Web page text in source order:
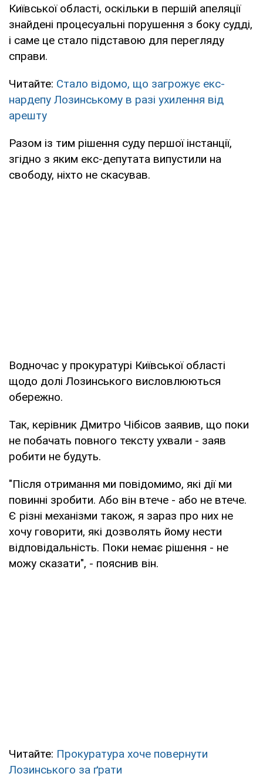
Київської області, оскільки в першій апеляції
знайдені процесуальні порушення з боку судді,
і саме це стало підставою для перегляду
справи.
Читайте: Стало відомо, що загрожує екс-
нардепу Лозинському в разі ухилення від
арешту
Разом із тим рішення суду першої інстанції,
згідно з яким екс-депутата випустили на
свободу, ніхто не скасував.
Водночас у прокуратурі Київської області
щодо долі Лозинського висловлюються
обережно.
Так, керівник Дмитро Чібісов заявив, що поки
не побачать повного тексту ухвали - заяв
робити не будуть.
"Після отримання ми повідомимо, які дії ми
повинні зробити. Або він втече - або не втече.
Є різні механізми також, я зараз про них не
хочу говорити, які дозволять йому нести
відповідальність. Поки немає рішення - не
можу сказати", - пояснив він.
Читайте: Прокуратура хоче повернути
Лозинського за ґрати